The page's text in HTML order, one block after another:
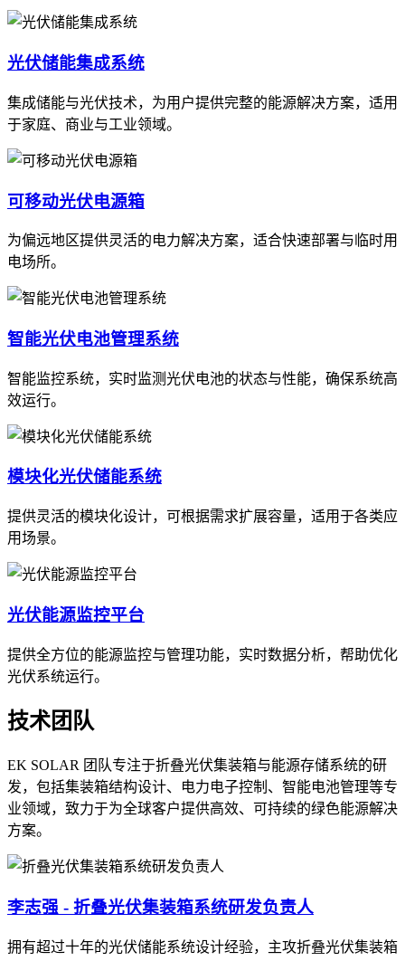
光伏储能集成系统
集成储能与光伏技术，为用户提供完整的能源解决方案，适用
于家庭、商业与工业领域。
可移动光伏电源箱
为偏远地区提供灵活的电力解决方案，适合快速部署与临时用
电场所。
智能光伏电池管理系统
智能监控系统，实时监测光伏电池的状态与性能，确保系统高
效运行。
模块化光伏储能系统
提供灵活的模块化设计，可根据需求扩展容量，适用于各类应
用场景。
光伏能源监控平台
提供全方位的能源监控与管理功能，实时数据分析，帮助优化
光伏系统运行。
技术团队
EK SOLAR 团队专注于折叠光伏集装箱与能源存储系统的研
发，包括集装箱结构设计、电力电子控制、智能电池管理等专
业领域，致力于为全球客户提供高效、可持续的绿色能源解决
方案。
李志强 - 折叠光伏集装箱系统研发负责人
拥有超过十年的光伏储能系统设计经验，主攻折叠光伏集装箱